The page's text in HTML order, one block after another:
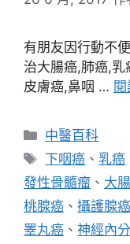
有朋友因行動不
治大腸癌,肺癌,
皮膚癌,鼻咽 …
分
類
中醫百科
標
籤
下咽癌 、 乳癌
發性骨髓瘤 、 大
桃腺癌 、 攝護腺癌
睪丸癌 、 神經內